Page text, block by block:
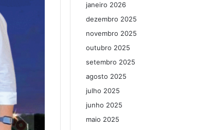
janeiro 2026
dezembro 2025
novembro 2025
outubro 2025
setembro 2025
agosto 2025
julho 2025
junho 2025
maio 2025